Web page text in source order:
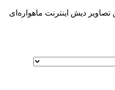
تصاویر دیش اینترنت ماهواره‌ای